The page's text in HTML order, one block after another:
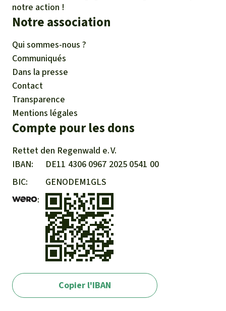
notre action !
Notre association
Qui sommes-nous ?
Communiqués
Dans la presse
Contact
Transparence
Mentions légales
Compte pour les dons
Rettet den Regenwald e. V.
IBAN
DE11 4306 0967 2025 0541 00
BIC
GENODEM1GLS
Copier l'IBAN